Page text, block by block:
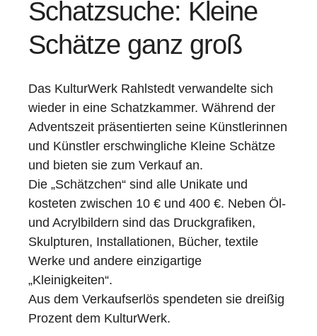
Schatzsuche: Kleine
Schätze ganz groß
Das KulturWerk Rahlstedt verwandelte sich
wieder in eine Schatzkammer. Während der
Adventszeit präsentierten seine Künstlerinnen
und Künstler erschwingliche Kleine Schätze
und bieten sie zum Verkauf an.
Die „Schätzchen“ sind alle Unikate und
kosteten zwischen 10 € und 400 €. Neben Öl-
und Acrylbildern sind das Druckgrafiken,
Skulpturen, Installationen, Bücher, textile
Werke und andere einzigartige
„Kleinigkeiten“.
Aus dem Verkaufserlös spendeten sie dreißig
Prozent dem KulturWerk.